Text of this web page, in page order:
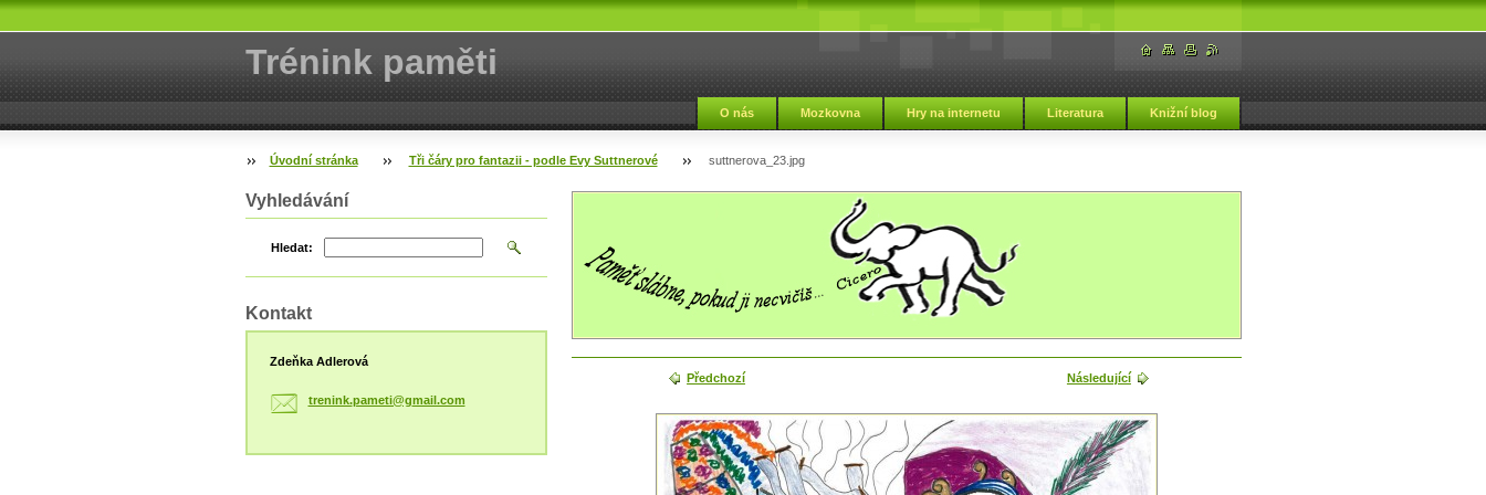
Trénink paměti
O nás Mozkovna Hry na internetu Literatura Knižní blog
Úvodní stránka Tři čáry pro fantazii - podle Evy Suttnerové suttnerova_23.jpg
Předchozí Následující
Vyhledávání
Hledat:
Kontakt
Zdeňka Adlerová
trenink.pameti@gmail.com